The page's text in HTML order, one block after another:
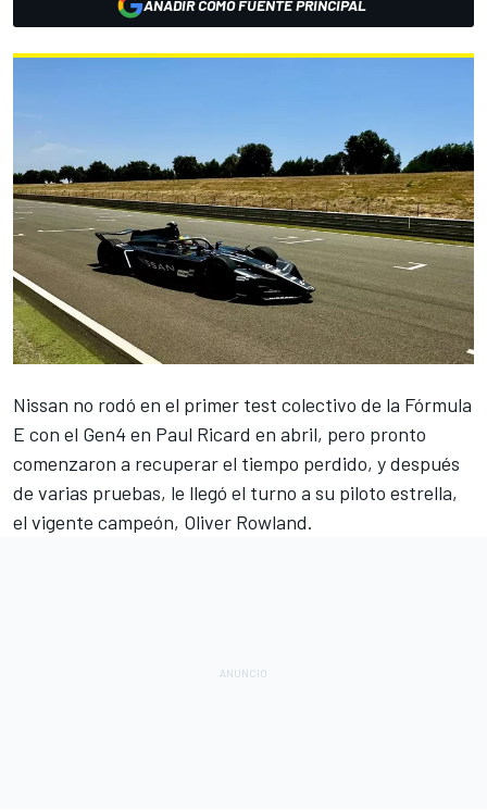
AÑADIR COMO FUENTE PRINCIPAL
Nissan no rodó en el primer test colectivo de la Fórmula
E con el Gen4 en Paul Ricard en abril, pero pronto
comenzaron a recuperar el tiempo perdido, y después
de varias pruebas, le llegó el turno a su piloto estrella,
el vigente campeón, Oliver Rowland.